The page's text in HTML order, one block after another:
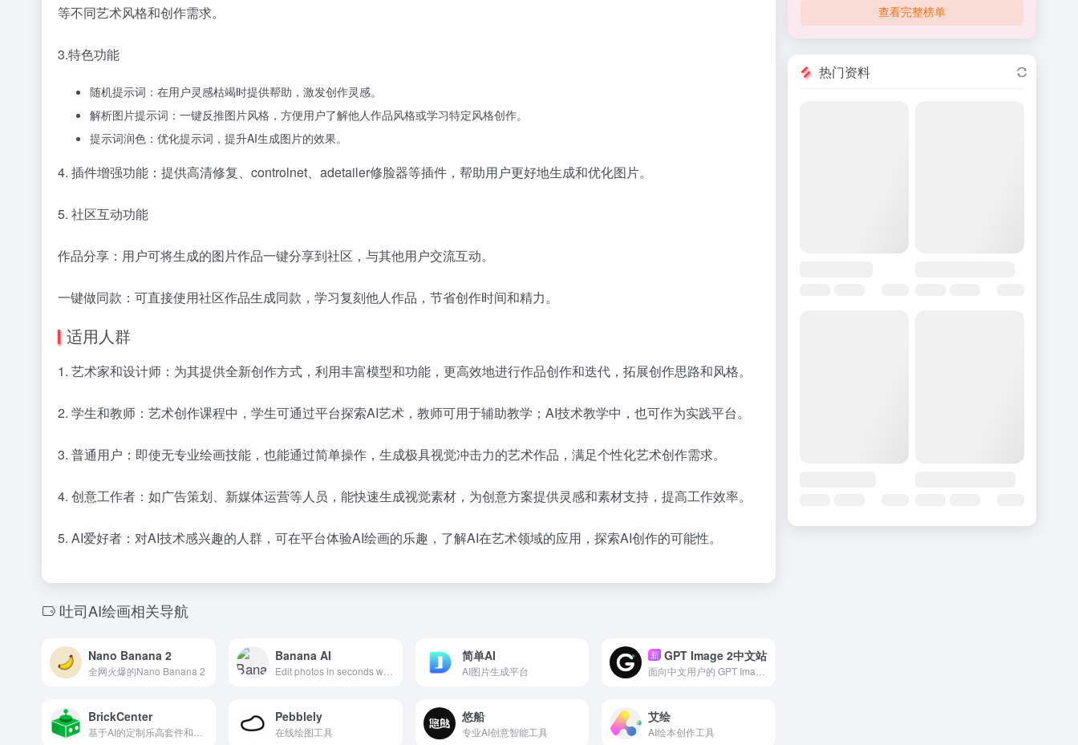
等不同艺术风格和创作需求。
3.特色功能
随机提示词：在用户灵感枯竭时提供帮助，激发创作灵感。
解析图片提示词：一键反推图片风格，方便用户了解他人作品风格或学习特定风格创作。
提示词润色：优化提示词，提升AI生成图片的效果。
4. 插件增强功能：提供高清修复、controlnet、adetailer修脸器等插件，帮助用户更好地生成和优化图片。
5. 社区互动功能
作品分享：用户可将生成的图片作品一键分享到社区，与其他用户交流互动。
一键做同款：可直接使用社区作品生成同款，学习复刻他人作品，节省创作时间和精力。
适用人群
1. 艺术家和设计师：为其提供全新创作方式，利用丰富模型和功能，更高效地进行作品创作和迭代，拓展创作思路和风格。
2. 学生和教师：艺术创作课程中，学生可通过平台探索AI艺术，教师可用于辅助教学；AI技术教学中，也可作为实践平台。
3. 普通用户：即使无专业绘画技能，也能通过简单操作，生成极具视觉冲击力的艺术作品，满足个性化艺术创作需求。
4. 创意工作者：如广告策划、新媒体运营等人员，能快速生成视觉素材，为创意方案提供灵感和素材支持，提高工作效率。
5. AI爱好者：对AI技术感兴趣的人群，可在平台体验AI绘画的乐趣，了解AI在艺术领域的应用，探索AI创作的可能性。
吐司AI绘画相关导航
Nano Banana 2
全网火爆的Nano Banana 2
Banana AI
Edit photos in seconds with Banana AI’s Nano Banana image editor—natural language prompts, one-shot
简单AI
AI图片生成平台
新 GPT Image 2中文站
BrickCenter Pebblely
在线绘图工具
悠船
专业AI创意智能工具
艾绘
AI绘本创作工具
查看完整榜单
热门资料